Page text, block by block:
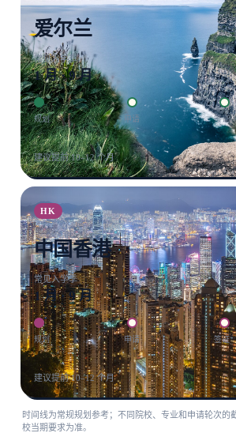
爱尔兰
常见入学季
1 月 · 9 月
规划 申请 签证
建议提前 10–12 个月
HK
中国香港
常见入学季
1 月 · 9 月
规划 申请 签证
建议提前 10–12 个月
时间线为常规规划参考；不同院校、专业和申请轮次的
校当期要求为准。